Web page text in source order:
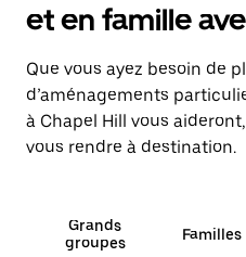
et en famille
Que vous ayez besoin de
d’aménagements
à Chapel Hill vous
vous rendre à destination.
Grands
groupes
Familles